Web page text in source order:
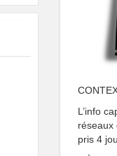
L’info
réseaux
pris 4